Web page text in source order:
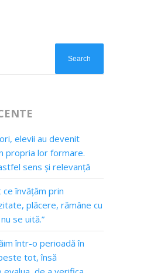
elevii au devenit
propria lor formare.
sens și relevanță
învățăm prin
plăcere, rămâne cu
se uită.”
într-o perioadă în
tot, însă